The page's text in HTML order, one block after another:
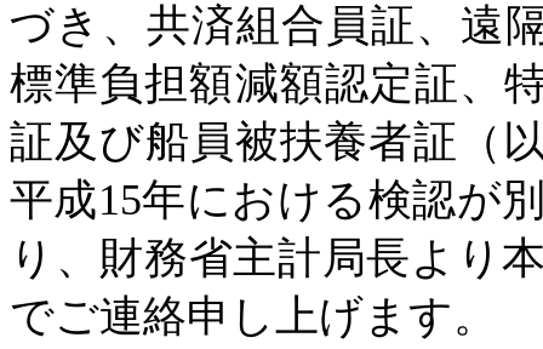
づき、共済組合員証、遠
標準負担額減額認定証、
証及び船員被扶養者証（
平成15年における検認が
り、財務省主計局長より
でご連絡申し上げます。